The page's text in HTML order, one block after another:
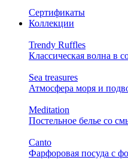
Сертификаты
Коллекции
Trendy Ruffles
Классическая волна в
Sea treasures
Атмосфера моря и
Meditation
Постельное белье со
Canto
Фарфоровая посуда с